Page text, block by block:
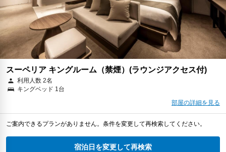
スーペリア キングルーム（禁煙）(ラウンジアクセス付)
利用人数 2名
キングベッド 1台
部屋の詳細を見る
ご案内できるプランがありません。条件を変更して再検索してください。
宿泊日を変更して再検索